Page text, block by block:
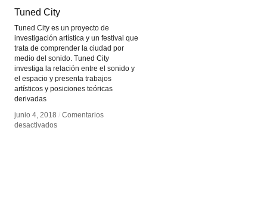
Tuned City
Tuned City es un proyecto de
investigación artística y un festival que
trata de comprender la ciudad por
medio del sonido. Tuned City
investiga la relación entre el sonido y
el espacio y presenta trabajos
artísticos y posiciones teóricas
derivadas
junio 4, 2018 / Comentarios
desactivadosen
Tuned City
junio 4, 2018 / Comentarios
desactivadosen